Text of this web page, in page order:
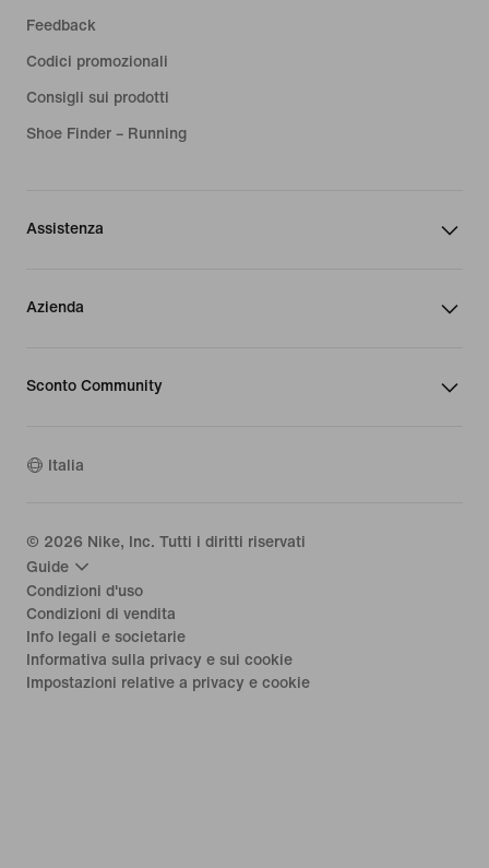
Feedback
Codici promozionali
Consigli sui prodotti
Shoe Finder – Running
Assistenza
Azienda
Sconto Community
Italia
© 2026 Nike, Inc. Tutti i diritti riservati
Guide
Condizioni d'uso
Condizioni di vendita
Info legali e societarie
Informativa sulla privacy e sui cookie
Impostazioni relative a privacy e cookie